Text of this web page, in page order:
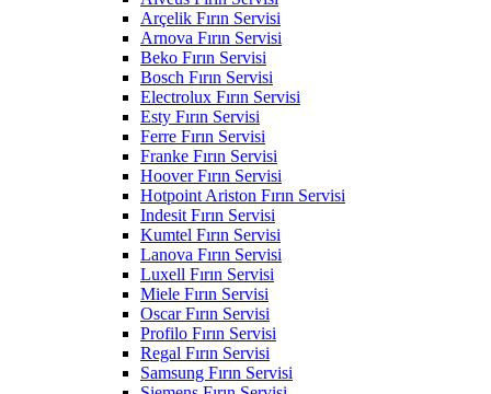
Arçelik Fırın Servisi
Arnova Fırın Servisi
Beko Fırın Servisi
Bosch Fırın Servisi
Electrolux Fırın Servisi
Esty Fırın Servisi
Ferre Fırın Servisi
Franke Fırın Servisi
Hoover Fırın Servisi
Hotpoint Ariston Fırın Servisi
Indesit Fırın Servisi
Kumtel Fırın Servisi
Lanova Fırın Servisi
Luxell Fırın Servisi
Miele Fırın Servisi
Oscar Fırın Servisi
Profilo Fırın Servisi
Regal Fırın Servisi
Samsung Fırın Servisi